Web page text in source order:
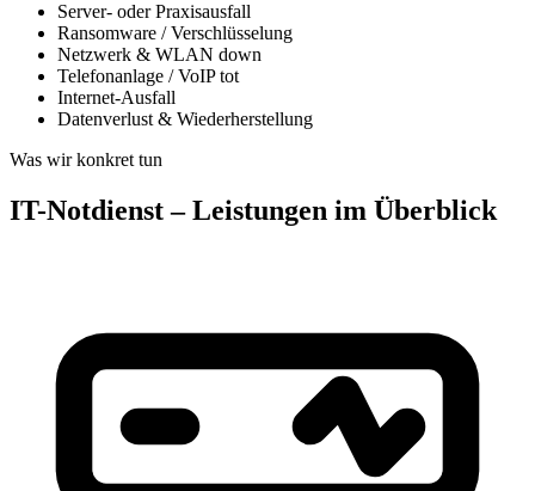
Server- oder Praxisausfall
Ransomware / Verschlüsselung
Netzwerk & WLAN down
Telefonanlage / VoIP tot
Internet-Ausfall
Datenverlust & Wiederherstellung
Was wir konkret tun
IT-Notdienst – Leistungen im Überblick